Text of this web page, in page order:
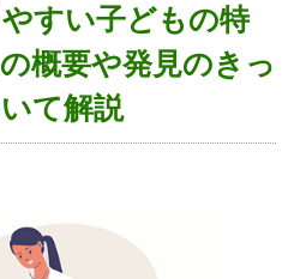
すい子どもの特
概要や発見のきっ
て解説